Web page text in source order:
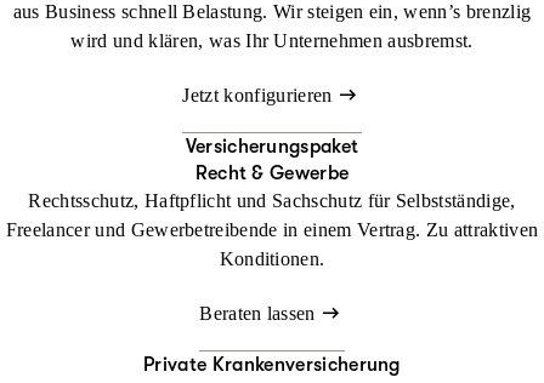
aus Business schnell Belastung. Wir steigen ein, wenn’s brenzlig
wird und klären, was Ihr Unternehmen ausbremst.
Jetzt konfigurieren
Versicherungspaket
Recht & Gewerbe
Rechtsschutz, Haftpflicht und Sachschutz für Selbstständige,
Freelancer und Gewerbetreibende in einem Vertrag. Zu attraktiven
Konditionen.
Beraten lassen
Private Krankenversicherung